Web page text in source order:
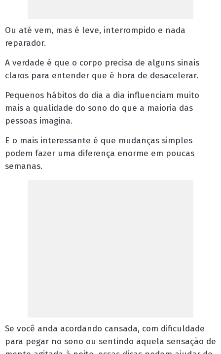
Ou até vem, mas é leve, interrompido e nada
reparador.
A verdade é que o corpo precisa de alguns sinais
claros para entender que é hora de desacelerar.
Pequenos hábitos do dia a dia influenciam muito
mais a qualidade do sono do que a maioria das
pessoas imagina.
E o mais interessante é que mudanças simples
podem fazer uma diferença enorme em poucas
semanas.
Se você anda acordando cansada, com dificuldade
para pegar no sono ou sentindo aquela sensação de